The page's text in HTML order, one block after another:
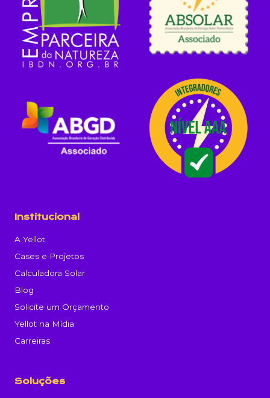
Institucional
A Yellot
Cases e Projetos
Calculadora Solar
Blog
Solicite um Orçamento
Yellot na Mídia
Carreiras
Soluções